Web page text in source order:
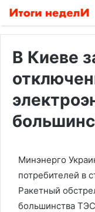
В Киеве
Минэнерго
потребителей в
Ракетный
большинства